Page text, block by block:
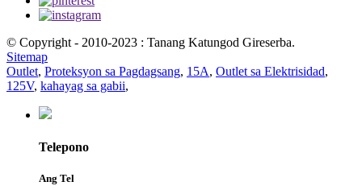
© Copyright - 2010-2023 : Tanang Katungod Gireserba.
Sitemap
Outlet, Proteksyon sa Pagdagsang, 15A, Outlet sa Elektrisidad,
125V, kahayag sa gabii,
Telepono
Ang Tel